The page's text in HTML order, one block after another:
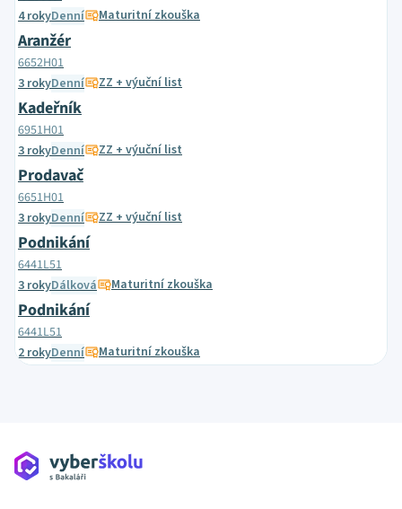
4 rokyDenní Maturitní zkouška
Aranžér
6652H01
3 rokyDenní ZZ + výuční list
Kadeřník
6951H01
3 rokyDenní ZZ + výuční list
Prodavač
6651H01
3 rokyDenní ZZ + výuční list
Podnikání
6441L51
3 rokyDálková Maturitní zkouška
Podnikání
6441L51
2 rokyDenní Maturitní zkouška